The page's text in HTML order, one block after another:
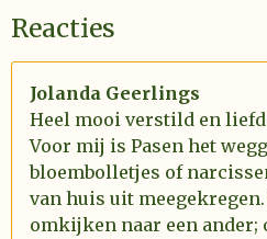
Reacties
Jolanda Geerlings
Heel mooi verstild en
Voor mij is Pasen het
bloembolletjes of
van huis uit
omkijken naar een ander;